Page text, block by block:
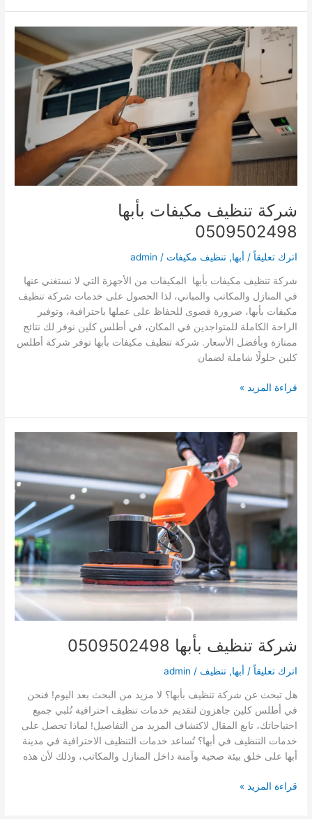
خزانات
بأبها
0509502498
شركة تنظيف مكيفات بأبها
0509502498
اترك تعليقاً / أبها,تنظيف مكيفات /
admin
شركة تنظيف مكيفات بأبها المكيفات من الأجهزة التي لا نستغني عنها
في المنازل والمكاتب والمباني، لذا الحصول على خدمات شركة تنظيف
مكيفات بأبها، ضرورة قصوى للحفاظ على عملها باحترافية، وتوفير
الراحة الكاملة للمتواجدين في المكان، في أطلس كلين نوفر لك نتائج
ممتازة وبأفضل الأسعار. شركة تنظيف مكيفات بأبها توفر شركة أطلس
كلين حلولًا شاملة لضمان
شركة
مكيفات
بأبها
0509502498
قراءة المزيد »
شركة تنظيف بأبها 0509502498
اترك تعليقاً / أبها,تنظيف /
admin
هل تبحث عن شركة تنظيف بأبها؟ لا مزيد من البحث بعد اليوم! فنحن
في أطلس كلين جاهزون لتقديم خدمات تنظيف احترافية تُلبي جميع
احتياجاتك، تابع المقال لاكتشاف المزيد من التفاصيل! لماذا تحصل على
خدمات التنظيف في أبها؟ تُساعد خدمات التنظيف الاحترافية في مدينة
أبها على خلق بيئة صحية وآمنة داخل المنازل والمكاتب، وذلك لأن هذه
شركة
قراءة المزيد »